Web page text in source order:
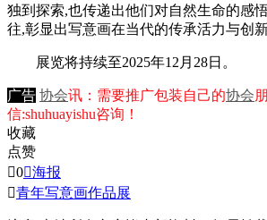
独到探索,也传递出他们对自然生命的感
往,彰显出写意画在当代的传承活力与创新
展览将持续至2025年12月28日。
广告 协会讯：需要推广包装自己的协会
信:shuhuayishu咨询！
收藏
点赞
0海报
青年写意画作品展